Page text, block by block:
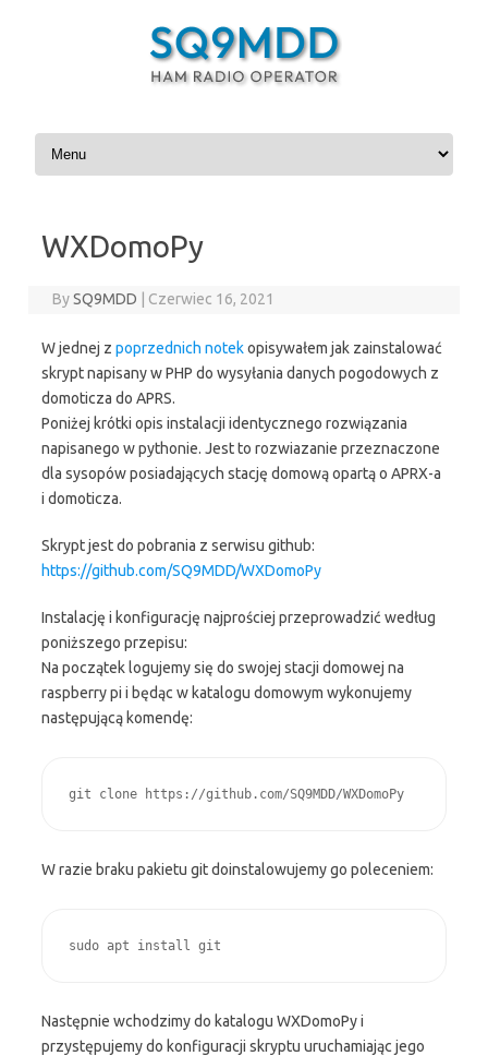
Skip to content
WXDomoPy
BySQ9MDD Czerwiec 16, 2021
W jednej z poprzednich notekopisywałem jak zainstalować
skrypt napisany w PHP do wysyłania danych pogodowych z
domoticza do APRS.
Poniżej krótki opis instalacji identycznego rozwiązania
napisanego w pythonie. Jest to rozwiazanie przeznaczone
dla sysopów posiadających stację domową opartą o APRX-a
i domoticza.
Skrypt jest do pobrania z serwisu github:
https://github.com/SQ9MDD/WXDomoPy
Instalację i konfigurację najprościej przeprowadzić według
poniższego przepisu:
Na początek logujemy się do swojej stacji domowej na
raspberry pi i będąc w katalogu domowym wykonujemy
następującą komendę:
W razie braku pakietu git doinstalowujemy go poleceniem:
Następnie wchodzimy do katalogu WXDomoPy i
przystępujemy do konfiguracji skryptu uruchamiając jego